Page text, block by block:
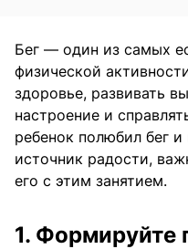
Бег — один из самых
физической
здоровье, развивать
настроение и
ребенок полюбил бег
источник радости,
его с этим занятием.
1. Формируйте